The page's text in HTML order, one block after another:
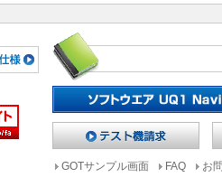
GOTサンプル画面 FAQ お